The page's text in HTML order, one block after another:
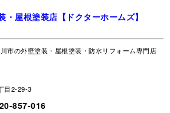
・屋根塗装店【ドクターホームズ】
市の外壁塗装・屋根塗装・防水リフォーム専門店
目2-29-3
857-016